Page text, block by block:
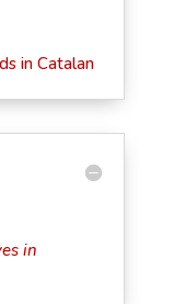
in Catalan
in